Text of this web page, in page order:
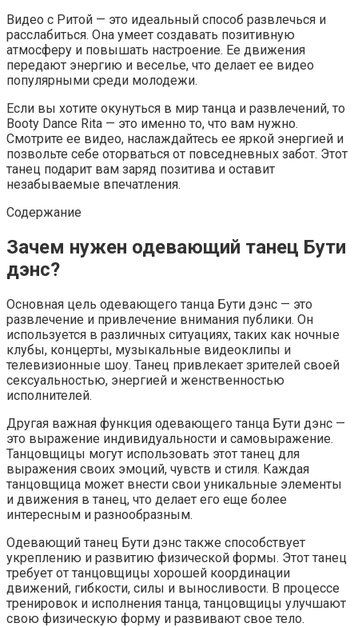
Видео с Ритой — это идеальный способ развлечься и
расслабиться. Она умеет создавать позитивную
атмосферу и повышать настроение. Ее движения
передают энергию и веселье, что делает ее видео
популярными среди молодежи.
Если вы хотите окунуться в мир танца и развлечений, то
Booty Dance Rita — это именно то, что вам нужно.
Смотрите ее видео, наслаждайтесь ее яркой энергией и
позвольте себе оторваться от повседневных забот. Этот
танец подарит вам заряд позитива и оставит
незабываемые впечатления.
Содержание
Зачем нужен одевающий танец Бути
дэнс?
Основная цель одевающего танца Бути дэнс — это
развлечение и привлечение внимания публики. Он
используется в различных ситуациях, таких как ночные
клубы, концерты, музыкальные видеоклипы и
телевизионные шоу. Танец привлекает зрителей своей
сексуальностью, энергией и женственностью
исполнителей.
Другая важная функция одевающего танца Бути дэнс —
это выражение индивидуальности и самовыражение.
Танцовщицы могут использовать этот танец для
выражения своих эмоций, чувств и стиля. Каждая
танцовщица может внести свои уникальные элементы
и движения в танец, что делает его еще более
интересным и разнообразным.
Одевающий танец Бути дэнс также способствует
укреплению и развитию физической формы. Этот танец
требует от танцовщицы хорошей координации
движений, гибкости, силы и выносливости. В процессе
тренировок и исполнения танца, танцовщицы улучшают
свою физическую форму и развивают свое тело.